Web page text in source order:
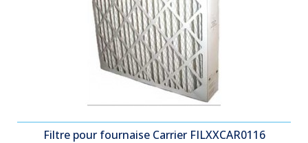
Filtre pour fournaise Carrier FILXXCAR0116